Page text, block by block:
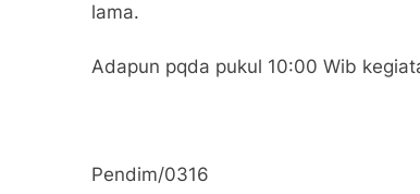
lama.
Adapun pqda pukul 10:00 Wib
Pendim/0316